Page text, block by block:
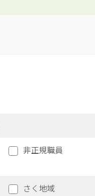
非正規職員
さく地域